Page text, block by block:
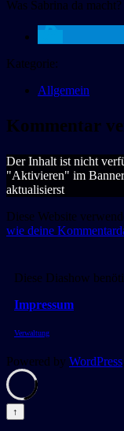
Was Sabrina da
Kategorie:
Allgemein
Kommentar
Der Inhalt ist nicht
"Aktivieren" im
aktualisierst
Diese Website
wie deine
Diese Diashow
Impressum
Verwaltung
Powered by WordPress
↑